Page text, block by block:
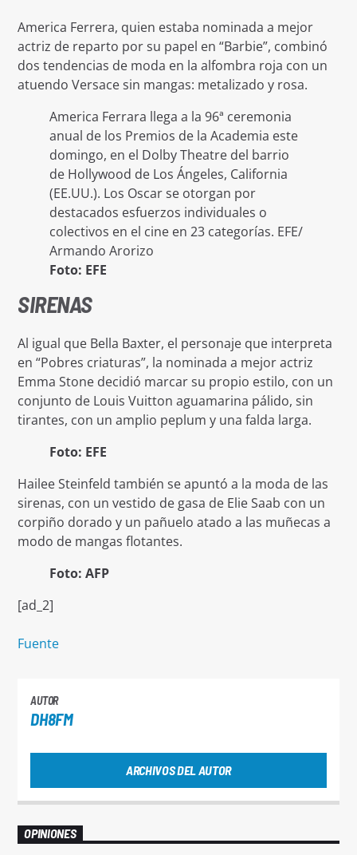
America Ferrera, quien estaba nominada a mejor
actriz de reparto por su papel en “Barbie”, combinó
dos tendencias de moda en la alfombra roja con un
atuendo Versace sin mangas: metalizado y rosa.
America Ferrara llega a la 96ª ceremonia
anual de los Premios de la Academia este
domingo, en el Dolby Theatre del barrio
de Hollywood de Los Ángeles, California
(EE.UU.). Los Oscar se otorgan por
destacados esfuerzos individuales o
colectivos en el cine en 23 categorías. EFE/
Armando Arorizo
Foto: EFE
SIRENAS
Al igual que Bella Baxter, el personaje que interpreta
en “Pobres criaturas”, la nominada a mejor actriz
Emma Stone decidió marcar su propio estilo, con un
conjunto de Louis Vuitton aguamarina pálido, sin
tirantes, con un amplio peplum y una falda larga.
Foto: EFE
Hailee Steinfeld también se apuntó a la moda de las
sirenas, con un vestido de gasa de Elie Saab con un
corpiño dorado y un pañuelo atado a las muñecas a
modo de mangas flotantes.
Foto: AFP
[ad_2]
Fuente
AUTOR
DH8FM
ARCHIVOS DEL AUTOR
OPINIONES